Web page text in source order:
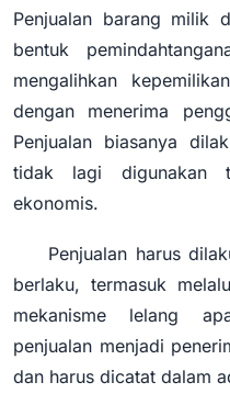
Penjualan barang milik
bentuk
mengalihkan
dengan menerima
Penjualan biasanya
tidak lagi digunakan
ekonomis.
Penjualan harus
berlaku, termasuk
mekanisme lelang
penjualan menjadi
dan harus dicatat dalam